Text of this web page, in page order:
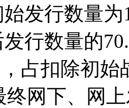
行数量为
行数量的
占扣除初
终网下、网